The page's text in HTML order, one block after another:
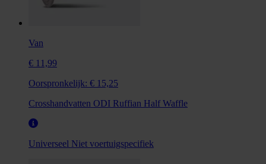
Van
€ 11,99
Oorspronkelijk: € 15,25
Crosshandvatten ODI Ruffian Half Waffle
Universeel Niet voertuigspecifiek